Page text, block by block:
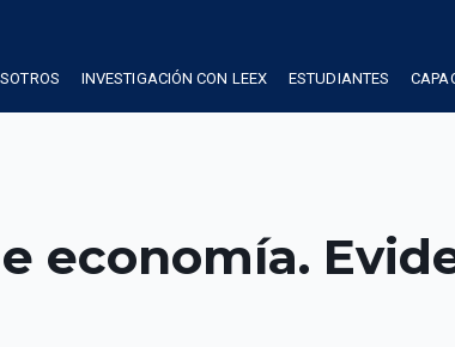
INVESTIGACIÓN CON LEEX ESTUDIANTES
economía.